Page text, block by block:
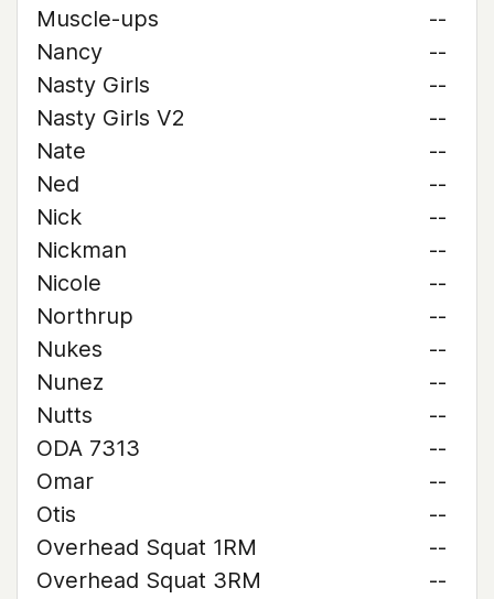
Muscle-ups
--
Nancy
--
Nasty Girls
--
Nasty Girls V2
--
Nate
--
Ned
--
Nick
--
Nickman
--
Nicole
--
Northrup
--
Nukes
--
Nunez
--
Nutts
--
ODA 7313
--
Omar
--
Otis
--
Overhead Squat 1RM
--
Overhead Squat 3RM
--